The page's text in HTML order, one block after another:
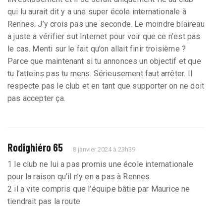
qui lu aurait dit y a une super école internationale à
Rennes. J’y crois pas une seconde. Le moindre blaireau
a juste a vérifier sut Internet pour voir que ce n’est pas
le cas. Menti sur le fait qu’on allait finir troisième ?
Parce que maintenant si tu annonces un objectif et que
tu l’atteins pas tu mens. Sérieusement faut arrêter. Il
respecte pas le club et en tant que supporter on ne doit
pas accepter ça.
Rodighiéro 65 8 janvier 2024 à 23h39
1 le club ne lui a pas promis une école internationale
pour la raison qu’il n’y en a pas à Rennes
2 il a vite compris que l’équipe bâtie par Maurice ne
tiendrait pas la route